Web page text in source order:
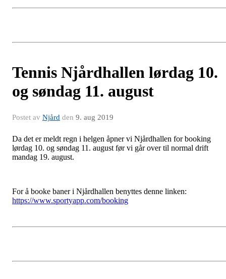
Tennis Njårdhallen lørdag 10.
og søndag 11. august
Postet av Njård den 9. aug 2019
Da det er meldt regn i helgen åpner vi Njårdhallen for booking
lørdag 10. og søndag 11. august før vi går over til normal drift
mandag 19. august.
For å booke baner i Njårdhallen benyttes denne linken:
https://www.sportyapp.com/booking